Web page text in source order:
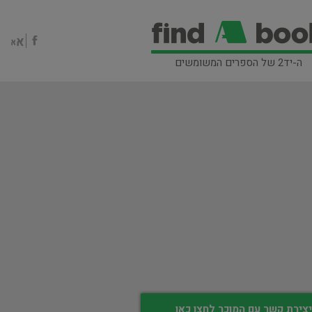
ה-יד2 של הספרים המשומשים